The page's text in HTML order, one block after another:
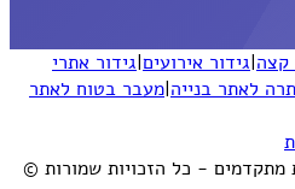
קצה|גידור אירועים|גידור אתרי
לאתר בנייה|מעבר בטוח לאתר
מתקדמים - כל הזכויות שמורות ©